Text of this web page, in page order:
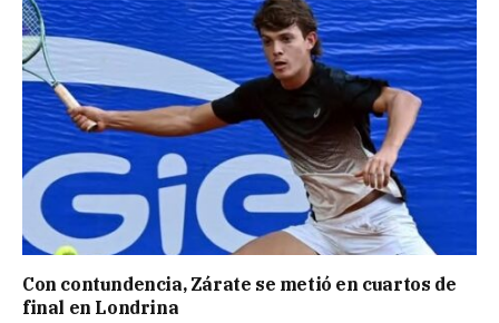
Con contundencia, Zárate se metió en cuartos de
final en Londrina